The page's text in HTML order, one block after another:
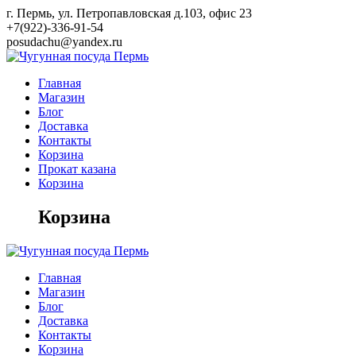
Skip
to
content
г. Пермь, ул. Петропавловская д.103, офис 23
+7(922)-336-91-54
posudachu@yandex.ru
Главная
Магазин
Блог
Доставка
Контакты
Корзина
Прокат казана
Корзина
Корзина
Главная
Магазин
Блог
Доставка
Контакты
Корзина